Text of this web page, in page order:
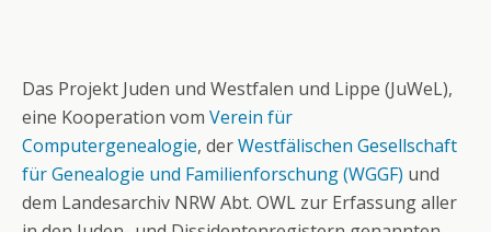
Das Projekt Juden und Westfalen und Lippe (JuWeL),
eine Kooperation vom Verein für
Computergenealogie, derWestfälischen Gesellschaft
für Genealogie und Familienforschung (WGGF) und
dem Landesarchiv NRW Abt. OWL zur Erfassung aller